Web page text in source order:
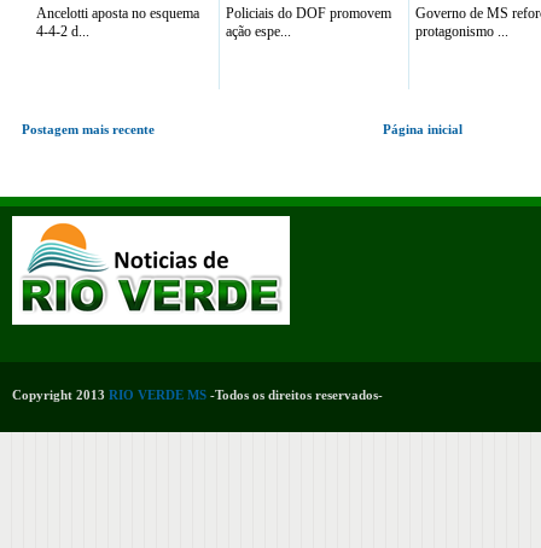
Ancelotti aposta no esquema
4-4-2 d...
Policiais do DOF promovem
ação espe...
Governo de MS
protagonismo ...
Postagem mais recente Página inicial
Copyright 2013 RIO VERDE MS -Todos os direitos reservados-